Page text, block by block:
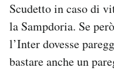
Notifiche mobile
Regala il Post
Hai bisogno di aiuto?
Esci
Scudetto in caso di
la Sampdoria. Se
l’Inter dovesse
bastare anche un